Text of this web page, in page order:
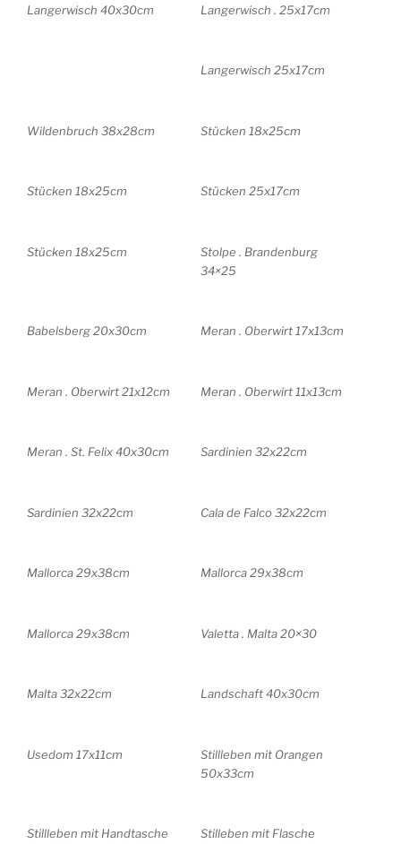
Langerwisch 40x30cm Langerwisch . 25x17cm
Langerwisch 25x17cm
Wildenbruch 38x28cm Stücken 18x25cm
Stücken 18x25cm Stücken 25x17cm
Stücken 18x25cm
Stolpe . Brandenburg
34×25
Babelsberg 20x30cm Meran . Oberwirt 17x13cm
Meran . Oberwirt 21x12cm Meran . Oberwirt 11x13cm
Meran . St. Felix 40x30cm Sardinien 32x22cm
Sardinien 32x22cm Cala de Falco 32x22cm
Mallorca 29x38cm Mallorca 29x38cm
Mallorca 29x38cm Valetta . Malta 20×30
Malta 32x22cm Landschaft 40x30cm
Usedom 17x11cm
Stillleben mit Orangen
50x33cm
Stillleben mit Handtasche
Stilleben mit Flasche